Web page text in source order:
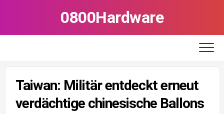
0800Hardware
Taiwan: Militär entdeckt erneut
verdächtige chinesische Ballons